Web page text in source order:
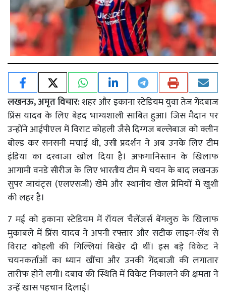
लखनऊ, अमृत विचार:शहर और इकाना स्टेडियम युवा तेज गेंदबाज
प्रिंस यादव के लिए बेहद भाग्यशाली साबित हुआ। जिस मैदान पर
उन्होंने आईपीएल में विराट कोहली जैसे दिग्गज बल्लेबाज को क्लीन
बोल्ड कर सनसनी मचाई थी, उसी प्रदर्शन ने अब उनके लिए टीम
इंडिया का दरवाजा खोल दिया है। अफगानिस्तान के खिलाफ
आगामी वनडे सीरीज के लिए भारतीय टीम में चयन के बाद लखनऊ
सुपर जायंट्स (एलएसजी) खेमे और स्थानीय खेल प्रेमियों में खुशी
की लहर है।
7 मई को इकाना स्टेडियम में रॉयल चैलेंजर्स बेंगलुरु के खिलाफ
मुकाबले में प्रिंस यादव ने अपनी रफ्तार और सटीक लाइन-लेंथ से
विराट कोहली की गिल्लियां बिखेर दी थीं। इस बड़े विकेट ने
चयनकर्ताओं का ध्यान खींचा और उनकी गेंदबाजी की लगातार
तारीफ होने लगी। दबाव की स्थिति में विकेट निकालने की क्षमता ने
उन्हें खास पहचान दिलाई।